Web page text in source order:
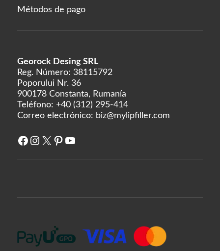
Métodos de pago
Georock Desing SRL
Reg. Número: 38115792
Poporului Nr. 36
900178 Constanta, Rumanía
Teléfono: +40 (312) 295-414
Correo electrónico: biz@mylipfiller.com
Facebook
Instagram
X Pinterest
YouTube